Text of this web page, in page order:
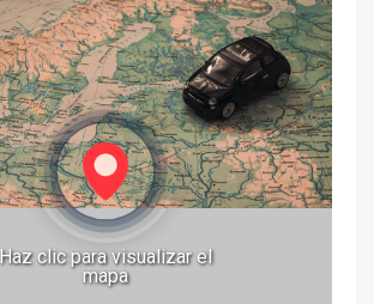
Haz clic para visualizar el
mapa